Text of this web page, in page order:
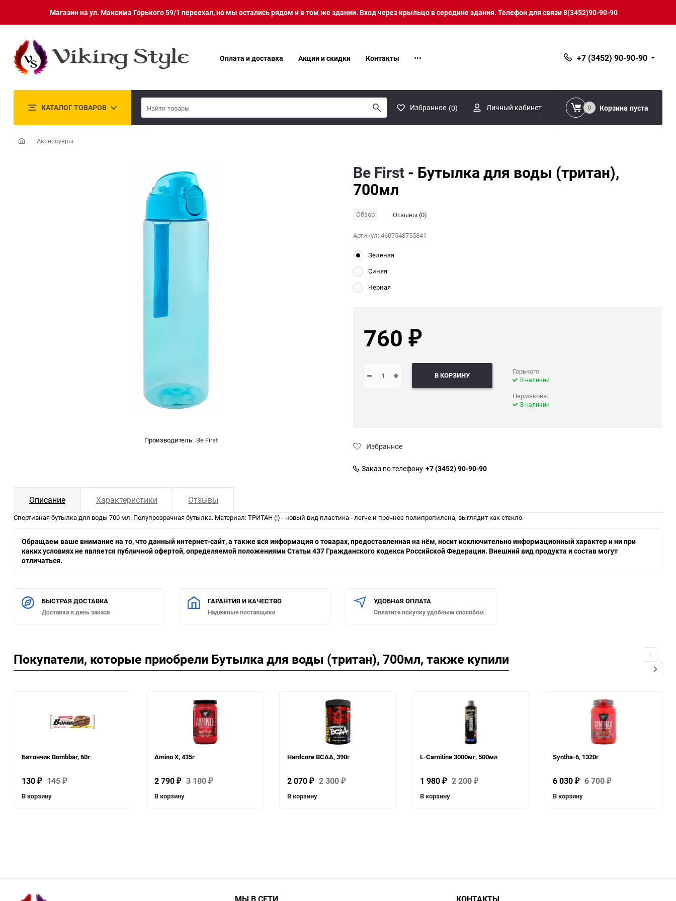
Магазин на ул. Максима Горького 59/1 переехал, но мы остались рядом и в том же здании. Вход через крыльцо в середине здания. Телефон для связи 8(3452)90-90-90
Оплата и доставка Акции и скидки Контакты +7 (3452) 90-90-90
КАТАЛОГ ТОВАРОВ Избранное (0) Личный кабинет 0 Корзина пуста
Аксессуары
Производитель: Be First
Be First- Бутылка для воды (тритан),
700мл
Обзор Отзывы (0)
Артикул:4607548755841
Зеленая
Синяя
Черная
760 ₽
В КОРЗИНУ Горького:
В наличии
Пермякова:
В наличии
Избранное
Заказ по телефону +7 (3452) 90-90-90
Описание Характеристики Отзывы
Спортивная бутылка для воды 700 мл. Полупрозрачная бутылка. Материал: ТРИТАН (!) - новый вид пластика - легче и прочнее полипропилена, выглядит как стекло.
Обращаем ваше внимание на то, что данный интернет-сайт, а также вся информация о товарах, предоставленная на нём, носит исключительно информационный характер и ни при
каких условиях не является публичной офертой, определяемой положениями Статьи 437 Гражданского кодекса Российской Федерации. Внешний вид продукта и состав могут
отличаться.
БЫСТРАЯ ДОСТАВКА
Доставка в день заказа
ГАРАНТИЯ И КАЧЕСТВО
Надежные поставщики
УДОБНАЯ ОПЛАТА
Оплатите покупку удобным способом
Покупатели, которые приобрели Бутылка для воды (тритан), 700мл, также купили
Батончик Bombbar, 60г
130 ₽ 145₽
В корзину
Amino X, 435г
2 790 ₽ 3 100₽
В корзину
Hardcore BCAA, 390г
2 070 ₽ 2 300₽
В корзину
L-Carnitine 3000мг, 500мл
1 980 ₽ 2 200₽
В корзину
Syntha-6, 1320г
6 030 ₽ 6 700₽
В корзину